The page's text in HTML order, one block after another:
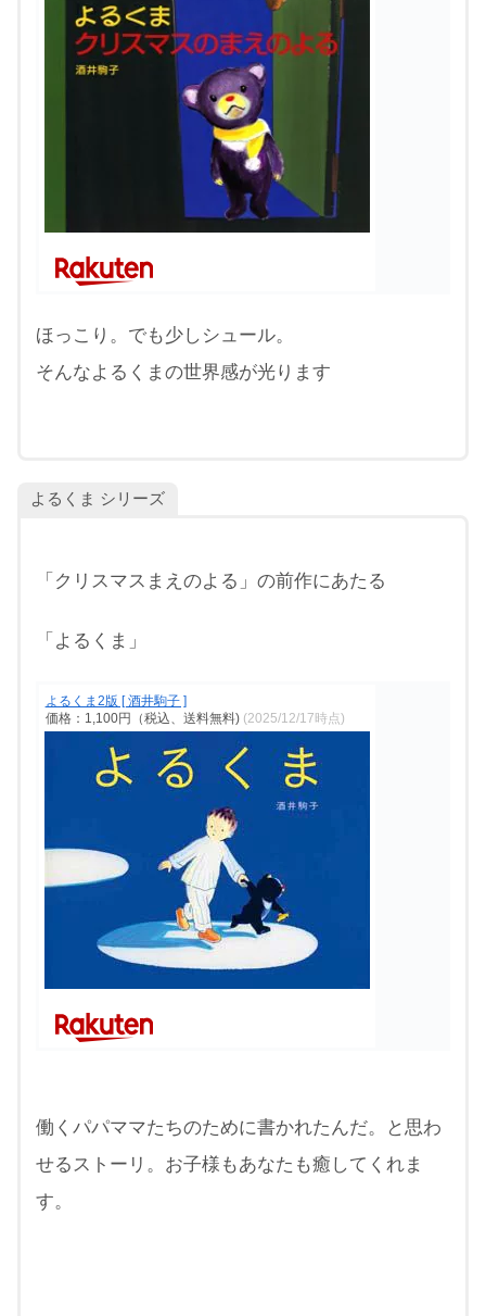
ほっこり。でも少しシュール。
そんなよるくまの世界感が光ります
よるくま シリーズ
「クリスマスまえのよる」の前作にあたる
「よるくま」
よるくま2版 [ 酒井駒子 ]
価格：1,100円（税込、送料無料) (2025/12/17時点)
働くパパママたちのために書かれたんだ。と思わ
せるストーリ。お子様もあなたも癒してくれま
す。